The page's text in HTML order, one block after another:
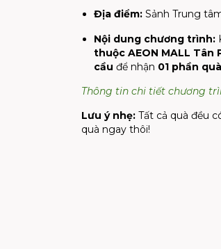
Địa điểm: Sảnh Trung
Nội dung chương trình:
thuộc AEON MALL Tân
cầu để nhận 01 phần
Thông tin chi tiết chương
Lưu ý nhẹ: Tất cả quà đều
quà ngay thôi!